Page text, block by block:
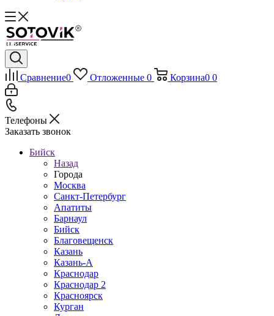
Сравнение0 Отложенные 0 Корзина0 0
Телефоны
Заказать звонок
Бийск
Назад
Города
Москва
Санкт-Петербург
Апатиты
Барнаул
Бийск
Благовещенск
Казань
Казань-А
Краснодар
Краснодар 2
Красноярск
Курган